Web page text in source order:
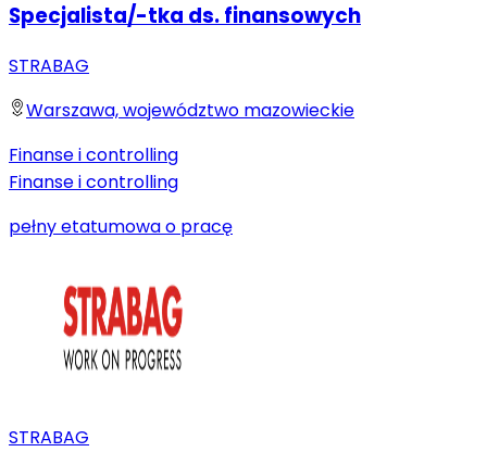
Specjalista/-tka ds. finansowych
STRABAG
Warszawa, województwo mazowieckie
Finanse i controlling
Finanse i controlling
pełny etatumowa o pracę
STRABAG